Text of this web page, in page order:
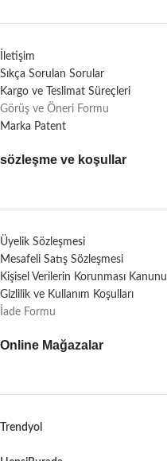
İletişim
Sıkça Sorulan Sorular
Kargo ve Teslimat Süreçleri
Görüş ve Öneri Formu
Marka Patent
sözleşme ve koşullar
Üyelik Sözleşmesi
Mesafeli Satış Sözleşmesi
Kişisel Verilerin Korunması Kanunu
Gizlilik ve Kullanım Koşulları
İade Formu
Online Mağazalar
Trendyol